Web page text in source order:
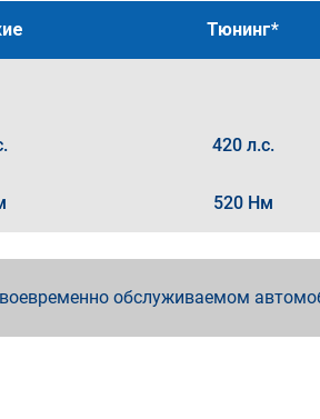
Тюнинг*
420 л.с.
520 Нм
обслуживаемом